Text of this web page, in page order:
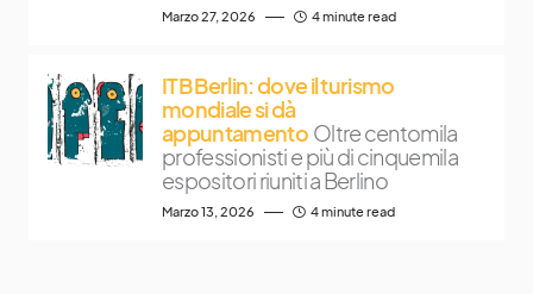
Marzo 27, 2026 4 minute read
ITB Berlin: dove il turismo
mondiale si dà
appuntamento Oltre centomila
professionisti e più di cinquemila
espositori riuniti a Berlino
Marzo 13, 2026 4 minute read